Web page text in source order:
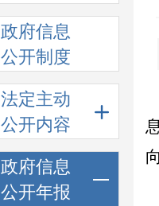
政府信息
公开制度
法定主动
公开内容
政府信息
公开年报